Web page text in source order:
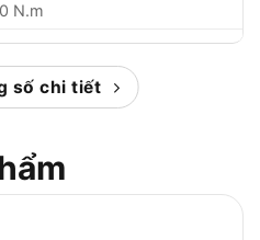
N.m
2.000 / 0 – 3.300 lần/phút
pin
tuýp: 17mm, 19mm, 21mm
số chi tiết